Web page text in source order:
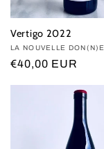
Vertigo 2022
Vendor:
LA NOUVELLE DON(N)E
Regular
€40,00 EUR